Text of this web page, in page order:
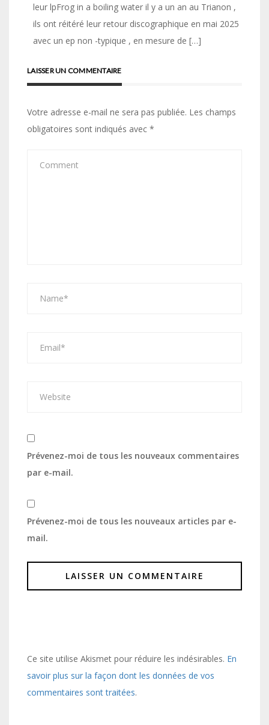
leur lpFrog in a boiling water il y a un an au Trianon ,
ils ont réitéré leur retour discographique en mai 2025
avec un ep non -typique , en mesure de […]
LAISSER UN COMMENTAIRE
Votre adresse e-mail ne sera pas publiée. Les champs
obligatoires sont indiqués avec *
Prévenez-moi de tous les nouveaux commentaires
par e-mail.
Prévenez-moi de tous les nouveaux articles par e-
mail.
Ce site utilise Akismet pour réduire les indésirables. En
savoir plus sur la façon dont les données de vos
commentaires sont traitées.